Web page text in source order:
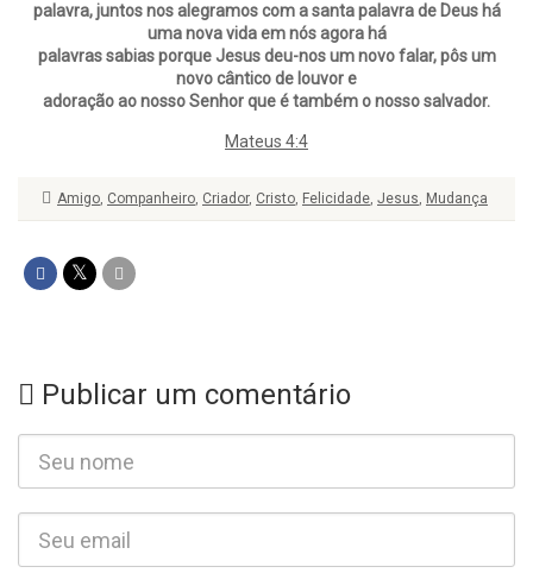
palavra, juntos nos alegramos com a santa palavra de Deus há
uma nova vida em nós agora há
palavras sabias porque Jesus deu-nos um novo falar, pôs um
novo cântico de louvor e
adoração ao nosso Senhor que é também o nosso salvador.
Mateus 4:4
Amigo, Companheiro, Criador, Cristo, Felicidade, Jesus, Mudança
Publicar um comentário